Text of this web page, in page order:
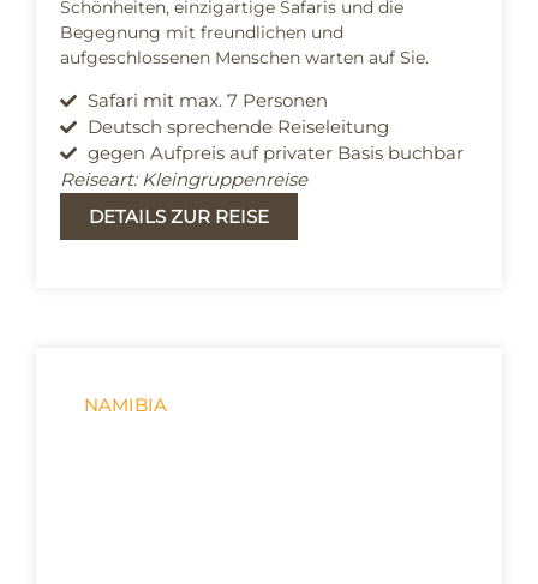
Schönheiten, einzigartige Safaris und die
Begegnung mit freundlichen und
aufgeschlossenen Menschen warten auf Sie.
Safari mit max. 7 Personen
Deutsch sprechende Reiseleitung
gegen Aufpreis auf privater Basis buchbar
Reiseart: Kleingruppenreise
DETAILS ZUR REISE
NAMIBIA